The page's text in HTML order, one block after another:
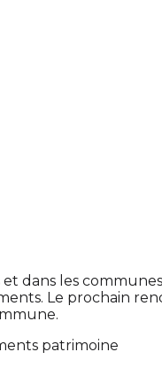
dans les
Le prochain
patrimoine